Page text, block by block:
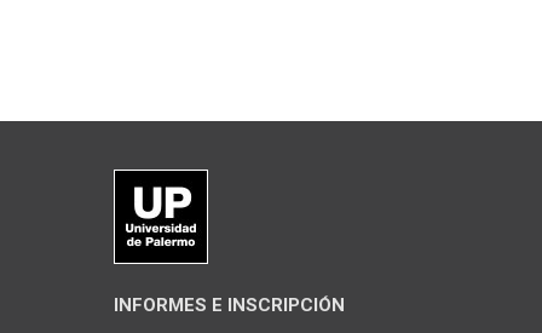
INFORMES E INSCRIPCIÓN